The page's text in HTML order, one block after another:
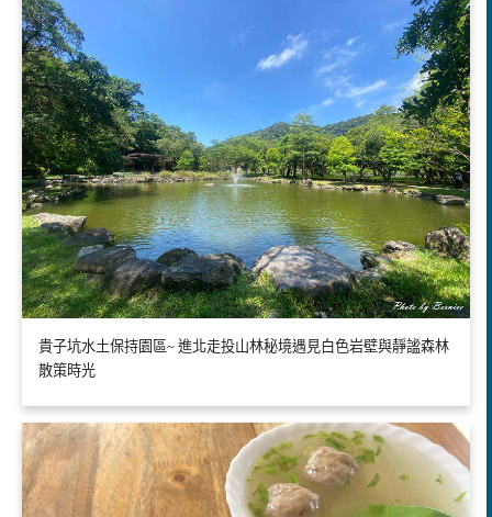
貴子坑水土保持園區~ 進北走投山林秘境遇見白色岩壁與靜謐森林
散策時光